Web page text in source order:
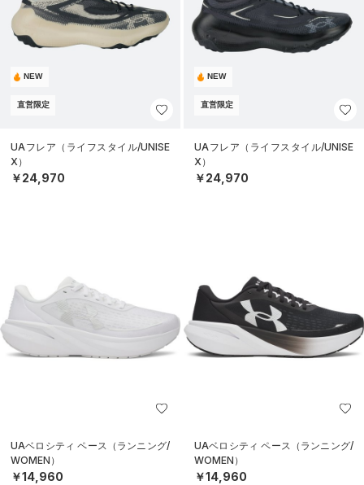
NEW
直営限定
UAフレア（ライフスタイル/UNISE
X）
￥24,970
NEW
直営限定
UAフレア（ライフスタイル/UNISE
X）
￥24,970
UAベロシティ ペース（ランニング/
WOMEN）
￥14,960
UAベロシティ ペース（ランニング/
WOMEN）
￥14,960